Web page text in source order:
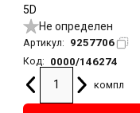
5D
Не определен
Артикул: 9257706
Код:
0000/146274
компл